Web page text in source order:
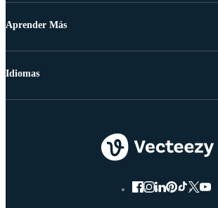
Aprender Más
Idiomas